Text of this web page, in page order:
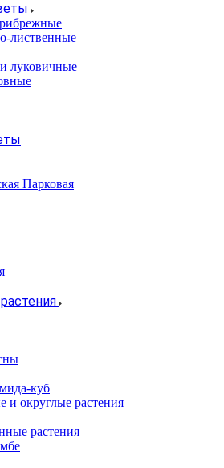
лиственные
луковичные
Парковая
куб
и округлые растения
растения